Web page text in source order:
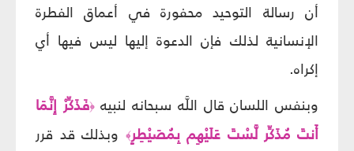
أن رسالة التوحيد محفورة في أعماق الفطرة
الإنسانية لذلك فإن الدعوة إليها ليس فيها أي
إكراه.
وبنفس اللسان قال اللَّه سبحانه لنبيه﴿فَذَكِّرْ إِنَّمَا
أَنتَ مُذَكِّر لَّسْتَ عَلَيْهِم بِمُصَيْطِرٍ﴾ وبذلك قد قرر